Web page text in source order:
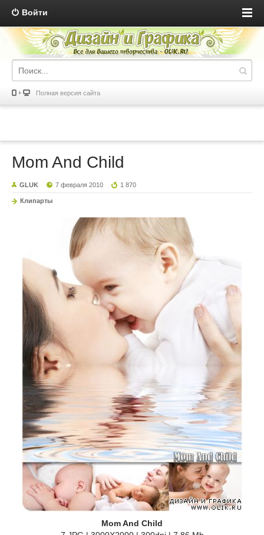
Войти
Полная версия сайта
Mom And Child
GLUK 7 февраля 2010 1 870
Клипарты
Mom And Child